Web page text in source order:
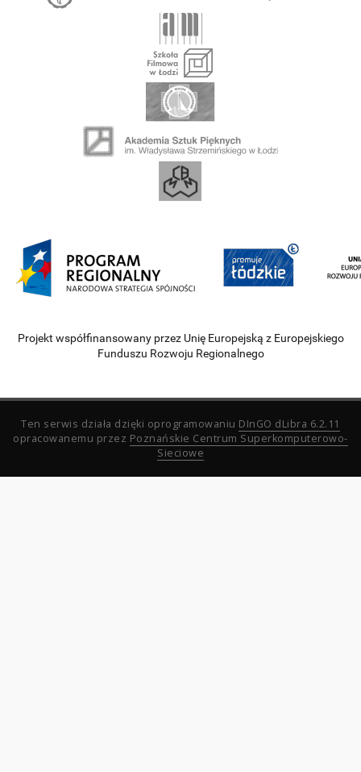
Projekt współfinansowany przez Unię Europejską z Europejskiego
Funduszu Rozwoju Regionalnego
Ten serwis działa dzięki oprogramowaniu DInGO dLibra 6.2.11
opracowanemu przez Poznańskie Centrum Superkomputerowo-
Sieciowe